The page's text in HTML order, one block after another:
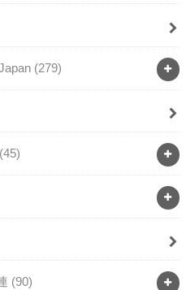
(279)
(45)
(90)